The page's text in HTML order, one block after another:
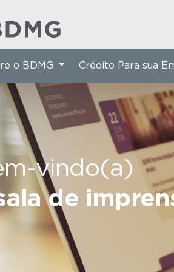
vindo(a)
de
o BDMG Crédito Para sua